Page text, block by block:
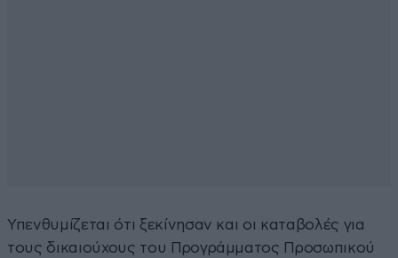
Υπενθυμίζεται ότι ξεκίνησαν και οι καταβολές για
τους δικαιούχους του Προγράμματος Προσωπικού